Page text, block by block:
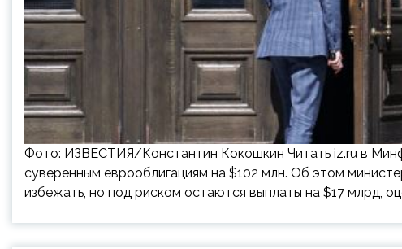
Фото: ИЗВЕСТИЯ/Константин Кокошкин Читать iz.ru в
суверенным еврооблигациям на $102 млн. Об этом
избежать, но под риском остаются выплаты на $17 млрд,